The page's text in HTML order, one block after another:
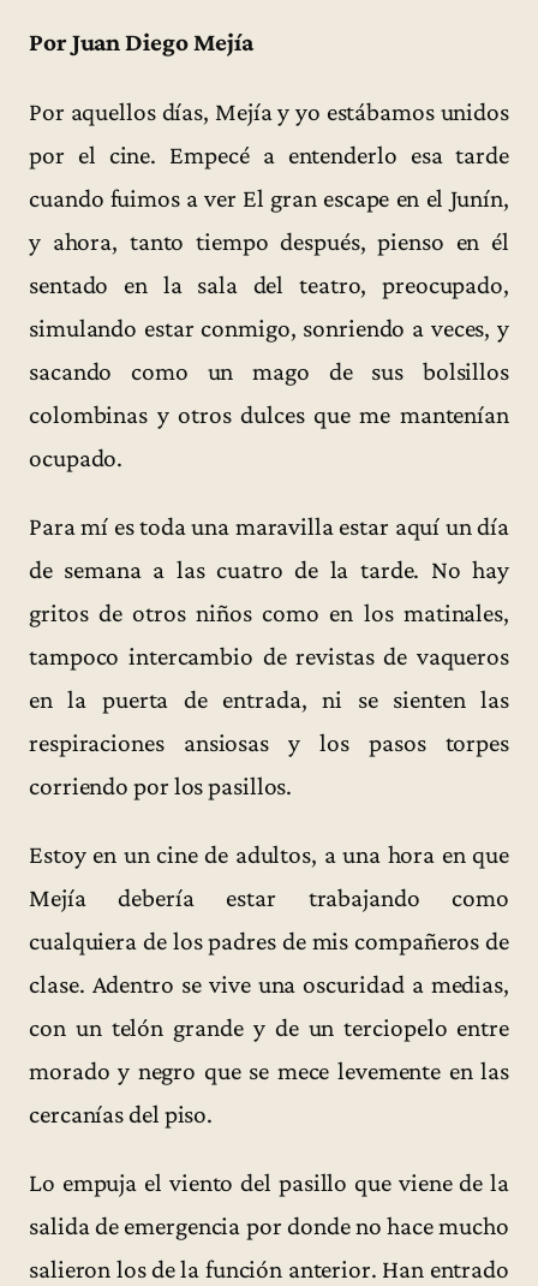
Por Juan Diego Mejía
Por aquellos días, Mejía y yo estábamos unidos
por el cine. Empecé a entenderlo esa tarde
cuando fuimos a ver El gran escape en el Junín,
y ahora, tanto tiempo después, pienso en él
sentado en la sala del teatro, preocupado,
simulando estar conmigo, sonriendo a veces, y
sacando como un mago de sus bolsillos
colombinas y otros dulces que me mantenían
ocupado.
Para mí es toda una maravilla estar aquí un día
de semana a las cuatro de la tarde. No hay
gritos de otros niños como en los matinales,
tampoco intercambio de revistas de vaqueros
en la puerta de entrada, ni se sienten las
respiraciones ansiosas y los pasos torpes
corriendo por los pasillos.
Estoy en un cine de adultos, a una hora en que
Mejía debería estar trabajando como
cualquiera de los padres de mis compañeros de
clase. Adentro se vive una oscuridad a medias,
con un telón grande y de un terciopelo entre
morado y negro que se mece levemente en las
cercanías del piso.
Lo empuja el viento del pasillo que viene de la
salida de emergencia por donde no hace mucho
salieron los de la función anterior. Han entrado